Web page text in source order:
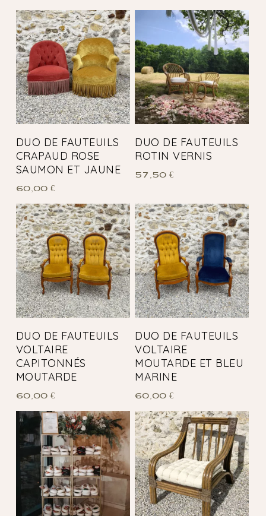
DUO DE FAUTEUILS
CRAPAUD ROSE
SAUMON ET JAUNE
60,00 €
DUO DE FAUTEUILS
ROTIN VERNIS
57,50€
DUO DE FAUTEUILS
VOLTAIRE
CAPITONNÉS
MOUTARDE
60,00 €
DUO DE FAUTEUILS
VOLTAIRE
MOUTARDE ET BLEU
MARINE
60,00€